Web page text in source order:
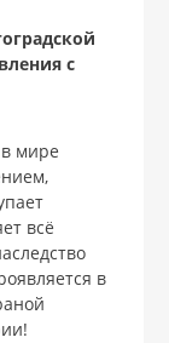
с
мире
всё
в